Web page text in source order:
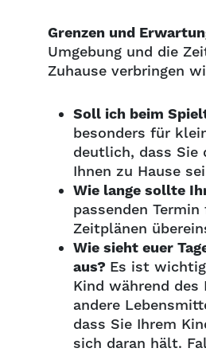
Grenzen und
Umgebung und die
Zuhause verbringen
Soll ich beim
besonders für
deutlich, dass Sie
Ihnen zu Hause
Wie lange sollte
passenden
Zeitplänen
Wie sieht euer
aus? Es ist
Kind während
andere
dass Sie Ihrem
sich daran hält.